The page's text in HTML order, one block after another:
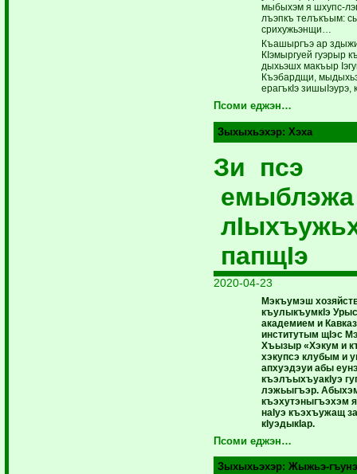
мыбыхэм я шхупс-
лъэпкъ телъкъым:
срихужьэнщи…
Къашыргъэ ар
КIэмыргуей гуэрыр
дыхьэшх макъыр
Къэбардщи,
ерагъкIэ зишыIэурэ,
Псоми еджэн…
Зыхыхьэхэр: Хэха
Зи псэ
папщIэ
2020-04-23
Мэкъумэш
къулыкъумкIэ
академием и
институтым щIэс
Хъызыр «Хэкум и
хэкупсэ клубым и
апхуэдэуи абы
къэлъыхъуакIуэ
лэжьыгъэр.
къэхутэныгъэхэм
наIуэ къэхъужащ
кIуэдыкIар.
Псоми еджэн…
Зыхыхьэхэр: Жыжьэ-